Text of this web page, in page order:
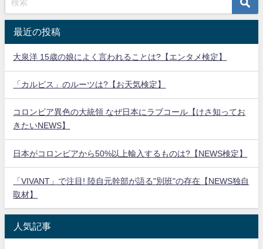
最近の投稿
大泉洋 15歳の娘によく言われることは?【エンタメ検定】
「カルピス」のルーツは?【お天気検定】
コロンビア異色の大統領 なぜ日本にラブコール【けさ知ってお
きたいNEWS】
日本がコロンビアから50%以上輸入するものは?【NEWS検定】
「VIVANT」で注目! 陸自元幹部が語る"別班"の存在【NEWS独自
取材】
人気記事